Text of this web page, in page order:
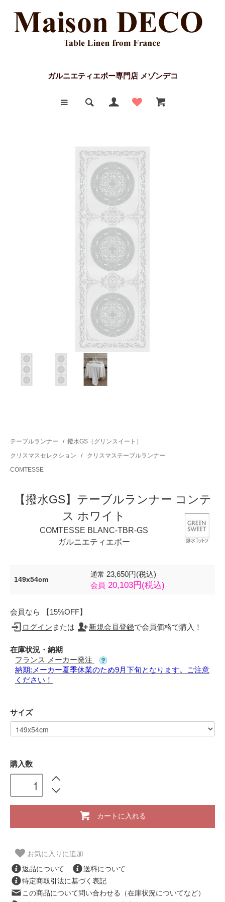
ガルニエティエボー専門店 メゾンデコ
テーブルランナー / 撥水GS（グリンスイート）
クリスマスセレクション
/
クリスマステーブルランナー
COMTESSE
【撥水GS】テーブルランナー コンテ
ス ホワイト
COMTESSE BLANC-TBR-GS
ガルニエティエボー
149x54cm
通常 23,650円(税込)
会員 20,103円(税込)
会員なら 【15%OFF】
ログイン または 新規会員登録で会員価格で購入！
在庫状況・納期
フランス メーカー発注
納期:メーカー夏季休業のため9月下旬となります。ご注意
ください！
サイズ
購入数
カートに入れる
お気に入りに追加
返品について
送料について
特定商取引法に基づく表記
この商品について問い合わせる（在庫状況についてなど）